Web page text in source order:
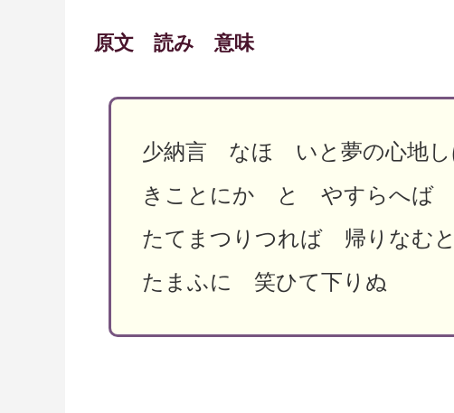
原文 読み 意味
少納言 なほ いと夢の心地
きことにか と やすらへば
たてまつりつれば 帰りなむ
たまふに 笑ひて下りぬ